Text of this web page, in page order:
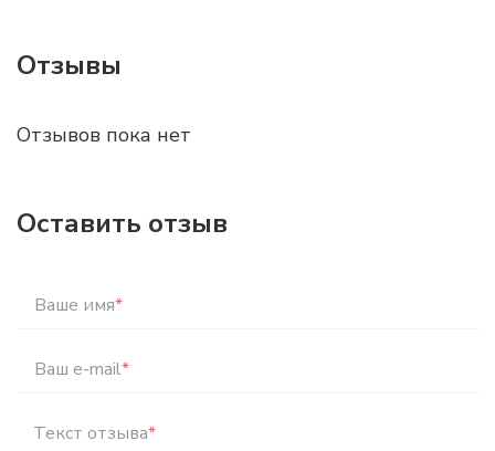
Отзывы
Отзывов пока нет
Оставить отзыв
Ваше имя*
Ваш e-mail*
Текст отзыва*